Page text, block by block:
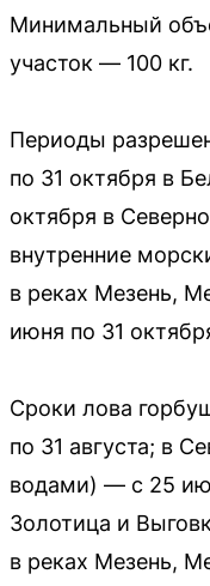
Минимальный
участок — 100 кг.
Периоды
по 31 октября в
октября в
внутренние
в реках Мезень,
июня по 31
Сроки лова
по 31 августа; в
водами) — с 25
Золотица и
в реках Мезень,